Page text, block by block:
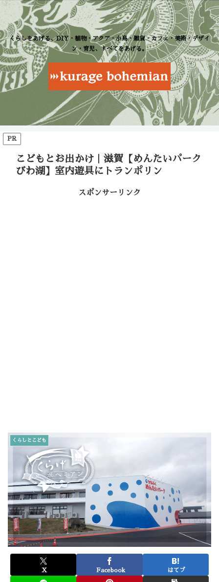
くらしをあげる、DIY・植物・アクア・小鳥・雑貨・カフェ・美術・デザイ
ン・育児、すべてをあげる。
PR
こどもとお出かけ｜滋賀【めんたいパーク
びわ湖】室内遊具にトランポリン
スポンサーリンク
くらしとこども
X Facebook はてブ